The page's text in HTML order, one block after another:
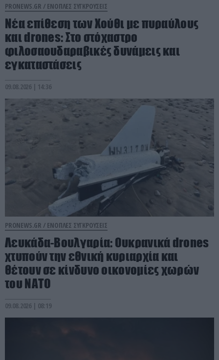
PRONEWS.GR / ΕΝΟΠΛΕΣ ΣΥΓΚΡΟΥΣΕΙΣ
Νέα επίθεση των Χούθι με πυραύλους
και drones: Στο στόχαστρο
φιλοσαουδαραβικές δυνάμεις και
εγκαταστάσεις
09.08.2026 | 14:36
PRONEWS.GR / ΕΝΟΠΛΕΣ ΣΥΓΚΡΟΥΣΕΙΣ
Λευκάδα-Βουλγαρία: Ουκρανικά drones
χτυπούν την εθνική κυριαρχία και
θέτουν σε κίνδυνο οικονομίες χωρών
του ΝΑΤΟ
09.08.2026 | 08:19